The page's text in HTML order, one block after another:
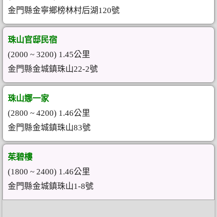
金門縣金寧鄉榜林村后湖120號
珠山官邸民宿
(2000 ~ 3200) 1.45公里
金門縣金城鎮珠山22-2號
珠山娜一家
(2800 ~ 4200) 1.46公里
金門縣金城鎮珠山83號
茱碧樓
(1800 ~ 2400) 1.46公里
金門縣金城鎮珠山1-8號